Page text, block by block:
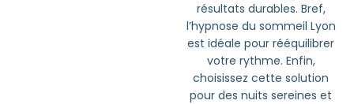
résultats durables. Bref,
l’hypnose du sommeil Lyon
est idéale pour rééquilibrer
votre rythme. Enfin,
choisissez cette solution
pour des nuits sereines et